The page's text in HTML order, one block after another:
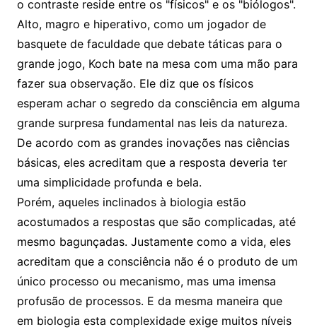
o contraste reside entre os "físicos" e os "biólogos".
Alto, magro e hiperativo, como um jogador de
basquete de faculdade que debate táticas para o
grande jogo, Koch bate na mesa com uma mão para
fazer sua observação. Ele diz que os físicos
esperam achar o segredo da consciência em alguma
grande surpresa fundamental nas leis da natureza.
De acordo com as grandes inovações nas ciências
básicas, eles acreditam que a resposta deveria ter
uma simplicidade profunda e bela.
Porém, aqueles inclinados à biologia estão
acostumados a respostas que são complicadas, até
mesmo bagunçadas. Justamente como a vida, eles
acreditam que a consciência não é o produto de um
único processo ou mecanismo, mas uma imensa
profusão de processos. E da mesma maneira que
em biologia esta complexidade exige muitos níveis